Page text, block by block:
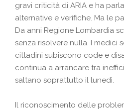
gravi criticità di ARIA e ha
alternative e verifiche. Ma le
Da anni Regione Lombardia
senza risolvere nulla. I medici
cittadini subiscono code e
continua a arrancare tra
saltano soprattutto il lunedì.
Il riconoscimento delle